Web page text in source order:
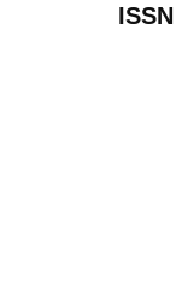
ISSN